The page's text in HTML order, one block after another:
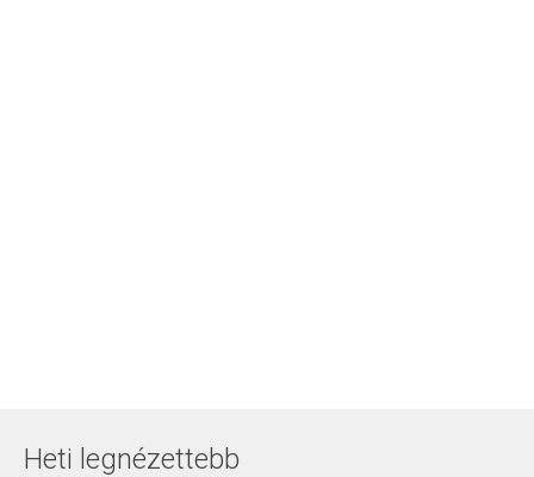
Heti legnézettebb